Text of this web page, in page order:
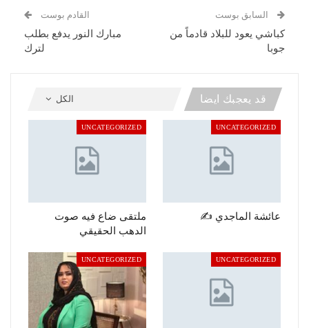
السابق بوست
كباشي يعود للبلاد قادماً من
جوبا
القادم بوست
مبارك النور يدفع بطلب
لترك
الكل قد يعجبك ايضا
UNCATEGORIZED
عائشة الماجدي ✍️
UNCATEGORIZED
ملتقى ضاع فيه صوت
الدهب الحقيقي
UNCATEGORIZED
UNCATEGORIZED